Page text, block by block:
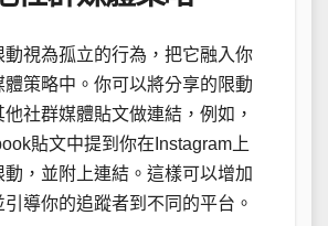
動視為孤立的行為，把它融入你
體策略中。你可以將分享的限動
社群媒體貼文做連結，例如，
貼文中提到你在Instagram上
，並附上連結。這樣可以增加
導你的追蹤者到不同的平台。